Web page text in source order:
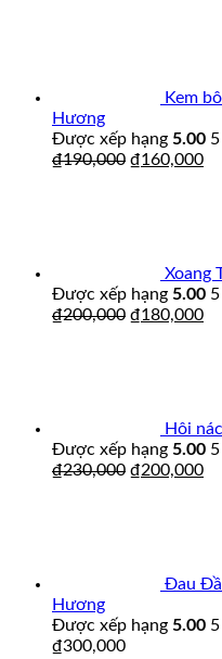
Kem
Hương
Được xếp hạng 5.00
₫190,000 ₫160,000
Xoang
Được xếp hạng 5.00
₫200,000 ₫180,000
Hôi
Được xếp hạng 5.00
₫230,000 ₫200,000
Đau
Hương
Được xếp hạng 5.00
₫300,000